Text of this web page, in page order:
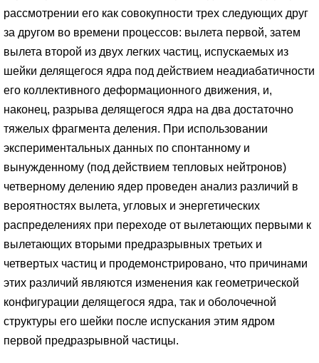
рассмотрении его как совокупности трех следующих друг
за другом во времени процессов: вылета первой, затем
вылета второй из двух легких частиц, испускаемых из
шейки делящегося ядра под действием неадиабатичности
его коллективного деформационного движения, и,
наконец, разрыва делящегося ядра на два достаточно
тяжелых фрагмента деления. При использовании
экспериментальных данных по спонтанному и
вынужденному (под действием тепловых нейтронов)
четверному делению ядер проведен анализ различий в
вероятностях вылета, угловых и энергетических
распределениях при переходе от вылетающих первыми к
вылетающих вторыми предразрывных третьих и
четвертых частиц и продемонстрировано, что причинами
этих различий являются изменения как геометрической
конфигурации делящегося ядра, так и оболочечной
структуры его шейки после испускания этим ядром
первой предразрывной частицы.